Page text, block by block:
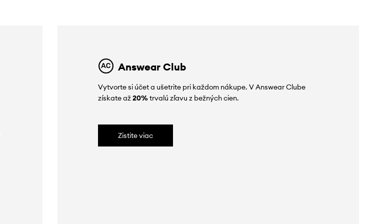
Answear Club
Vytvorte si účet a ušetrite pri každom nákupe. V Answear Clube
získate až20%trvalú zľavu z bežných cien.
Zistite viac